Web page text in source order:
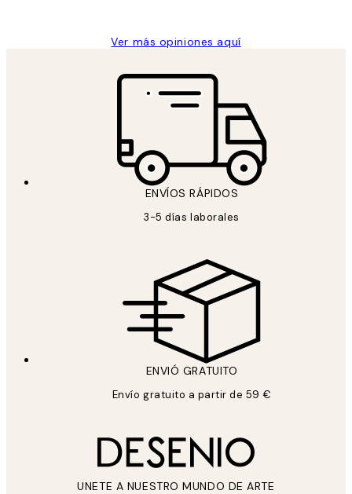
Ver más opiniones aquí
ENVÍOS RÁPIDOS
3-5 días laborales
ENVIÓ GRATUITO
Envío gratuito a partir de 59 €
UNETE A NUESTRO MUNDO DE ARTE